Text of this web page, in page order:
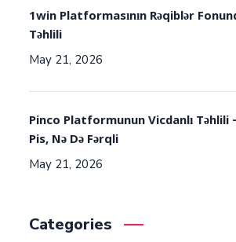
1win Platformasının Rəqiblər
Təhlili
May 21, 2026
Pinco Platformunun Vicdanlı Təhlili
Pis, Nə Də Fərqli
May 21, 2026
Categories